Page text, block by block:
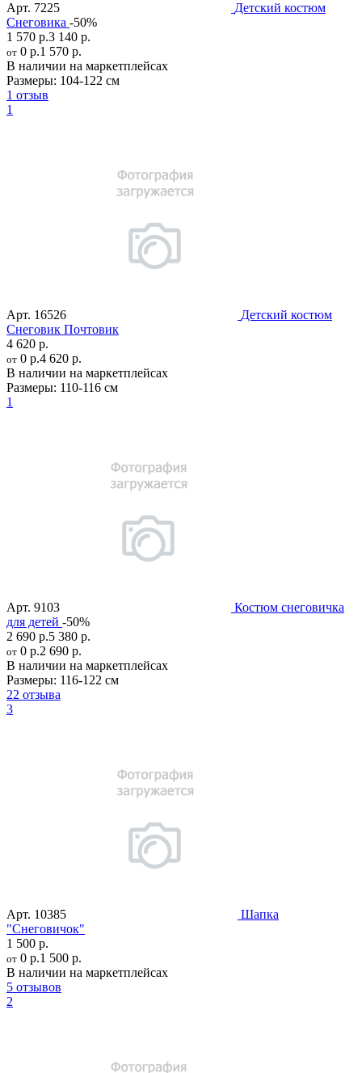
Арт. 7225
Детский костюм
Снеговика -50%
1 570 р.3 140 р.
от 0 р.1 570 р.
В наличии на маркетплейсах
Размеры: 104-122 см
1 отзыв
1
Арт. 16526
Детский костюм
Снеговик Почтовик
4 620 р.
от 0 р.4 620 р.
В наличии на маркетплейсах
Размеры: 110-116 см
1
Арт. 9103
Костюм снеговичка
для детей -50%
2 690 р.5 380 р.
от 0 р.2 690 р.
В наличии на маркетплейсах
Размеры: 116-122 см
22 отзыва
3
Арт. 10385
Шапка
"Снеговичок"
1 500 р.
от 0 р.1 500 р.
В наличии на маркетплейсах
5 отзывов
2